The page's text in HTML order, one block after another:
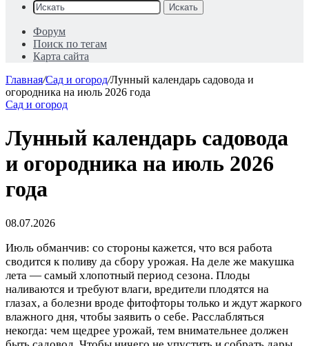
Искать
Форум
Поиск по тегам
Карта сайта
Главная/Сад и огород/Лунный календарь садовода и
огородника на июль 2026 года
Сад и огород
Лунный календарь садовода
и огородника на июль 2026
года
08.07.2026
Июль обманчив: со стороны кажется, что вся работа
сводится к поливу да сбору урожая. На деле же макушка
лета — самый хлопотный период сезона. Плоды
наливаются и требуют влаги, вредители плодятся на
глазах, а болезни вроде фитофторы только и ждут жаркого
влажного дня, чтобы заявить о себе. Расслабляться
некогда: чем щедрее урожай, тем внимательнее должен